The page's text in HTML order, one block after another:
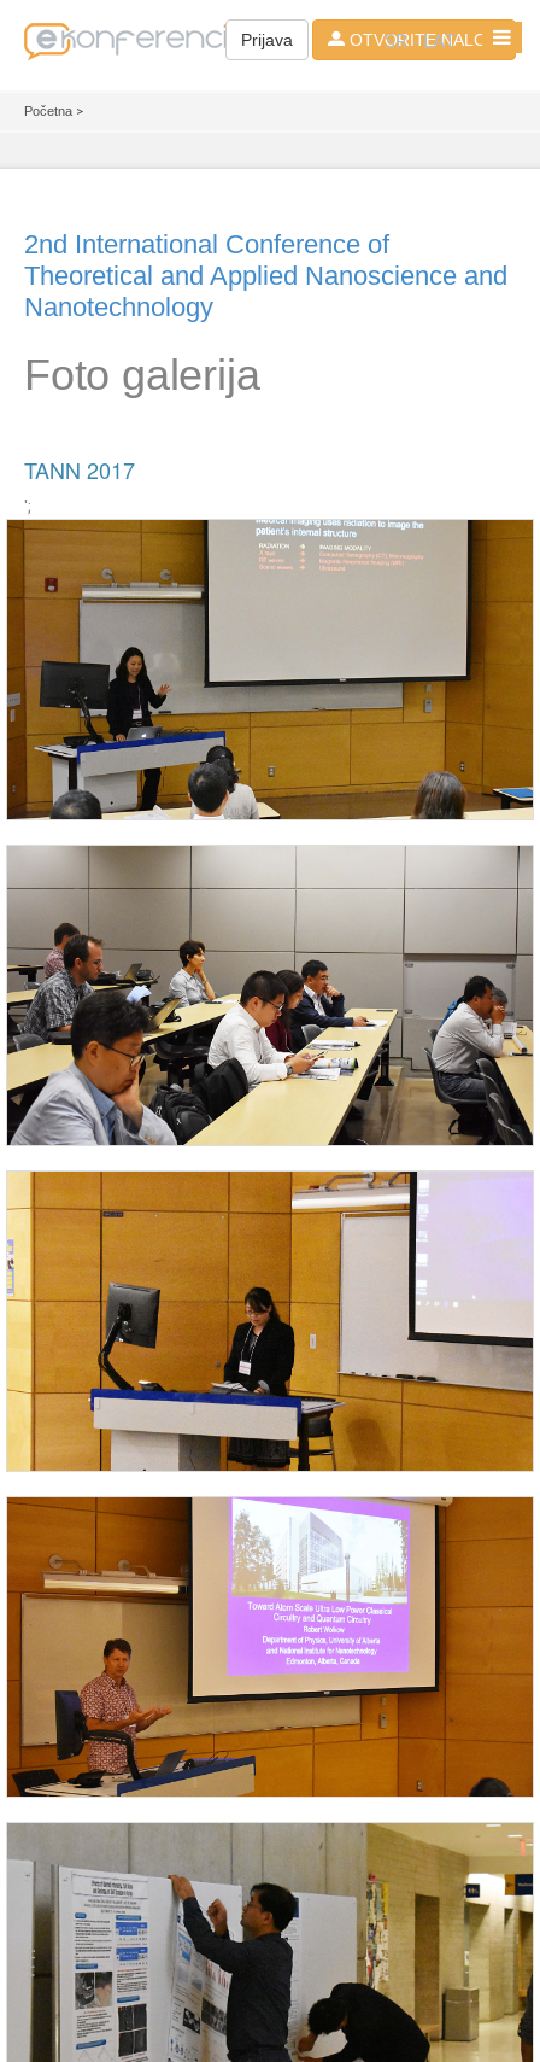
Prijava OTVORITE NALOG
SR - LAT
Početna >
2nd International Conference of
Theoretical and Applied Nanoscience and
Nanotechnology
Foto galerija
TANN 2017
';